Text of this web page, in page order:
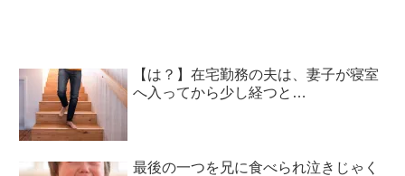
【は？】在宅勤務の夫は、妻子が寝室
へ入ってから少し経つと…
最後の一つを兄に食べられ泣きじゃく